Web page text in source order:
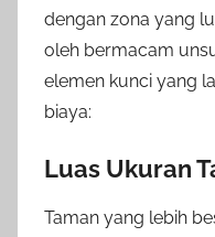
dengan zona yang
oleh bermacam
elemen kunci yang
biaya:
Luas Ukuran
Taman yang lebih